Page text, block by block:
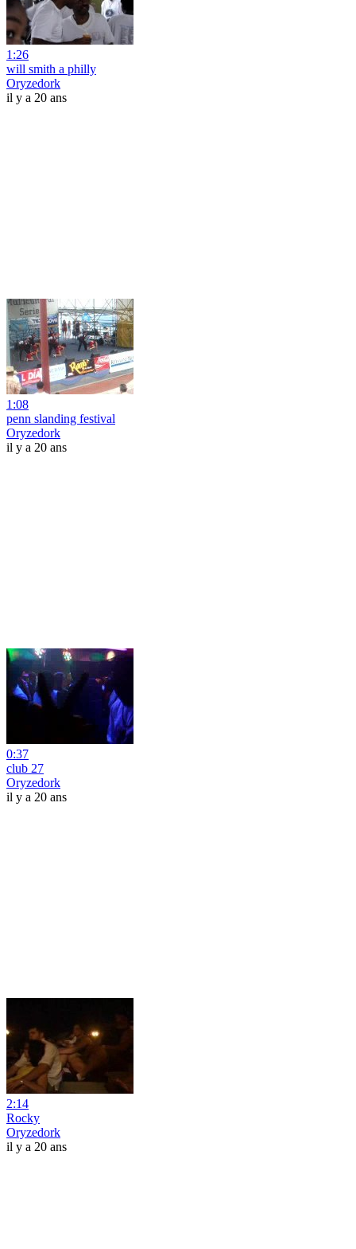
1:26
will smith a philly
Oryzedork
il y a 20 ans
1:08
penn slanding festival
Oryzedork
il y a 20 ans
0:37
club 27
Oryzedork
il y a 20 ans
2:14
Rocky
Oryzedork
il y a 20 ans